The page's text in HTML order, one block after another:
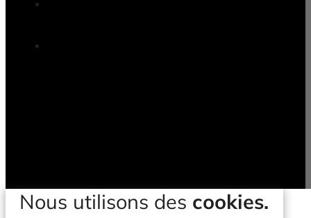
Nous utilisons des cookies.